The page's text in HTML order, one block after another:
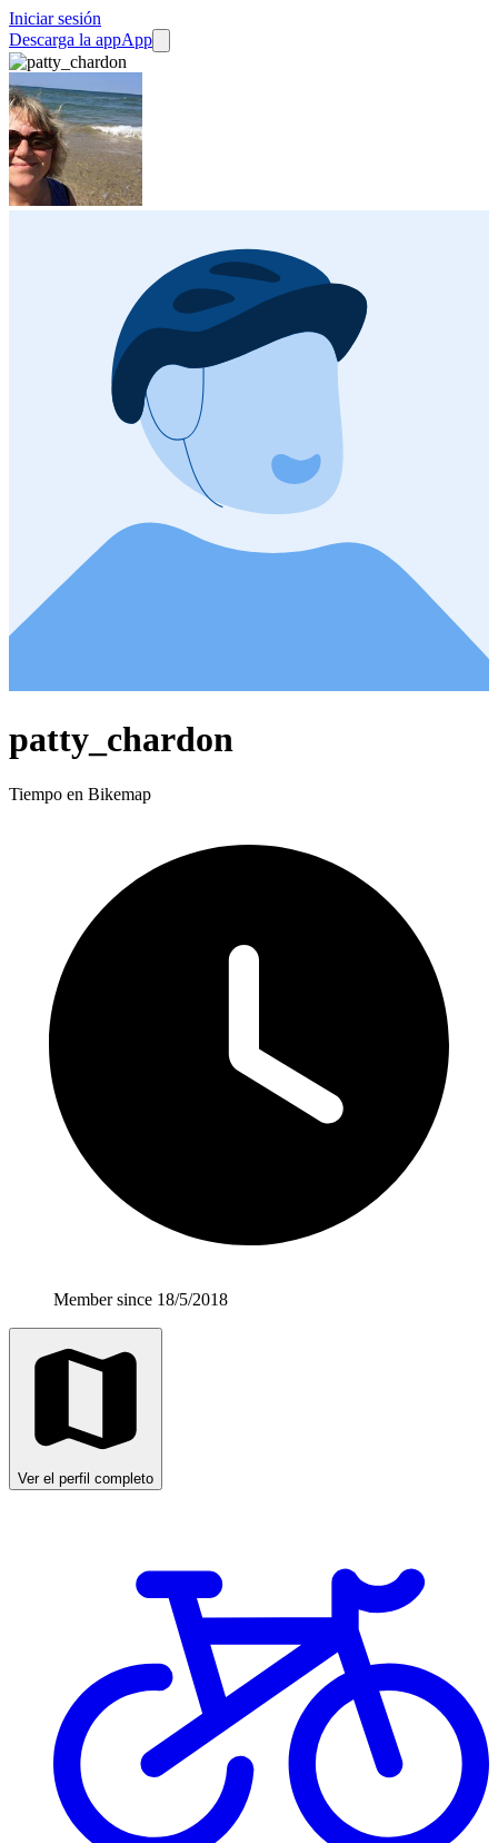
Iniciar sesión
Descarga la appApp
patty_chardon
Tiempo en Bikemap
Member since 18/5/2018
Ver el perfil completo